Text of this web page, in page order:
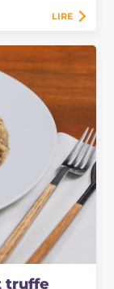
LIRE
truffe